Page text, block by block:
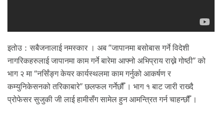
इतोउ：सबैजनालाई नमस्कार । अब ”जापानमा बसोबास गर्ने विदेशी
नागरिकहरुलाई जापानमा काम गर्ने बारेमा आफ्नो अभिप्राय राख्ने गोष्ठी” को
भाग २ मा “नर्सिंङ्ग केयर कार्यस्थलमा काम गर्नुको आकर्षण र
कम्युनिकेसनको तरिकाबारे” छलफल गर्नेछौँ । भाग १ बाट जारी राख्दै
प्रोफेसर सुजुकी जी लाई हामीसँग सामेल हुन आमन्त्रित गर्न चाहन्छौँ ।